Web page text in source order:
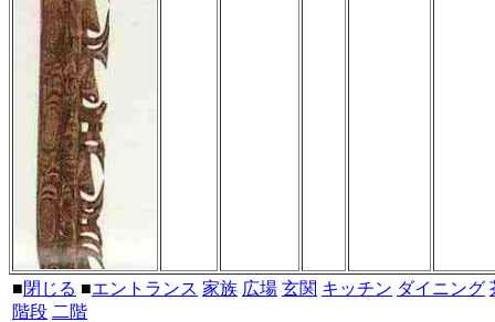
■閉じる ■エントランス 家族 広場 玄関 キッチン ダイニング
階段 二階